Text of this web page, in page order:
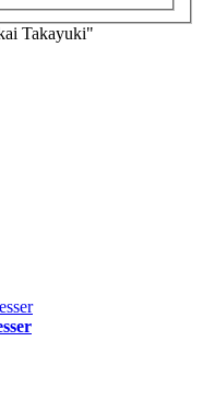
Takayuki"